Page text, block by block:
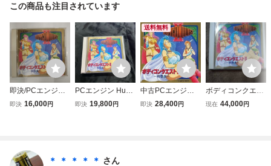
この商品も注目されています
即決/PCエンジン
用Card /ボディコ
即決 16,000円
PCエンジン Huカ
ードソフトボディ
即決 19,800円
送料無料
中古PCエンジンH
uカードソフト ボ
即決 28,400円
ボディコンクエス
トⅡ ～救性主～
現在 44,000円
＊ ＊ ＊ ＊ ＊ さん